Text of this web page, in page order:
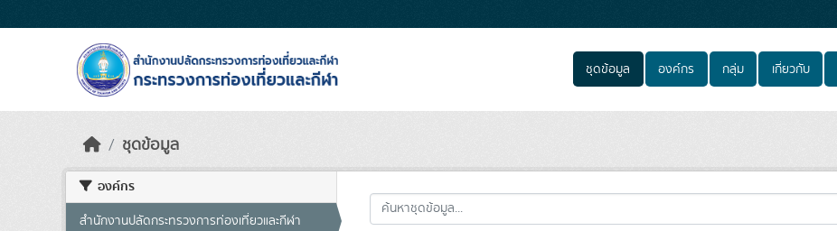
ชุดข้อมูล องค์กร กลุ่ม เกี่ยวกับ
ชุดข้อมูล
องค์กร
สำนักงานปลัดกระทรวงการท่องเที่ยวและกีฬา